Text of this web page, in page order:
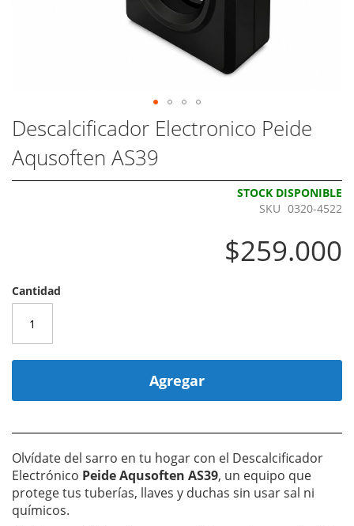
Descalcificador Electronico Peide
Aqusoften AS39
STOCK DISPONIBLE
SKU 0320-4522
$259.000
Cantidad
Agregar
Olvídate del sarro en tu hogar con el Descalcificador
Electrónico Peide Aqusoften AS39, un equipo que
protege tus tuberías, llaves y duchas sin usar sal ni
químicos.
Skip
to
the
beginning
of